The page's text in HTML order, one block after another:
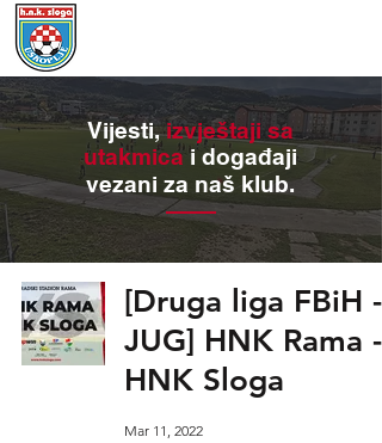
Vijesti, izvještaji sa
utakmica i događaji
vezani za naš klub.
[Druga liga FBiH -
JUG] HNK Rama -
HNK Sloga
Mar 11, 2022